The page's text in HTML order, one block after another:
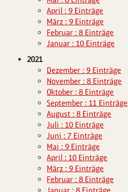
April : 9 Einträge
März : 9 Einträge
Februar : 8 Einträge
Januar : 10 Einträge
2021
Dezember : 9 Einträge
November : 8 Einträge
Oktober : 8 Einträge
September : 11 Einträge
August : 8 Einträge
Juli : 10 Einträge
Juni : 7 Einträge
Mai : 9 Einträge
April : 10 Einträge
März : 9 Einträge
Februar : 8 Einträge